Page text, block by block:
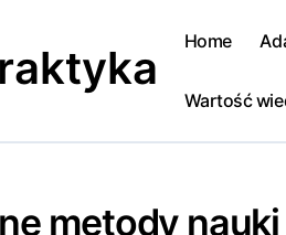
Home
Wartość
metody nauki